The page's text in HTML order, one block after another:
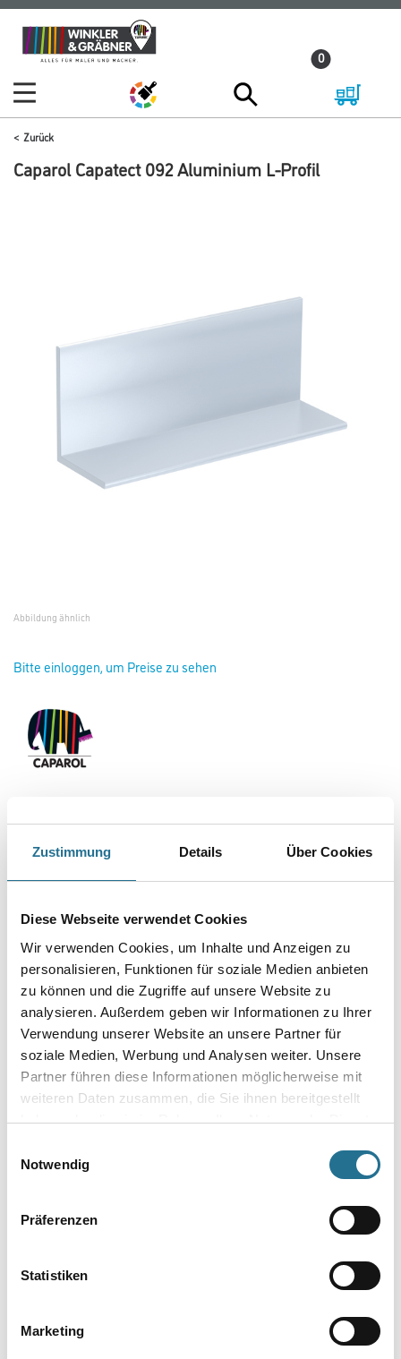
Zustimmung Details Über Cookies
Diese Webseite verwendet Cookies
Wir verwenden Cookies, um Inhalte und Anzeigen zu
personalisieren, Funktionen für soziale Medien anbieten
zu können und die Zugriffe auf unsere Website zu
analysieren. Außerdem geben wir Informationen zu Ihrer
Verwendung unserer Website an unsere Partner für
soziale Medien, Werbung und Analysen weiter. Unsere
Partner führen diese Informationen möglicherweise mit
weiteren Daten zusammen, die Sie ihnen bereitgestellt
haben oder die sie im Rahmen Ihrer Nutzung der Dienste
Notwendig
Präferenzen
Statistiken
Marketing
Zum
Inhalt
Zum
Navigationsmenü
0
Zurück
Caparol Capatect 092 Aluminium L-Profil
Abbildung ähnlich
Bitte einloggen, um Preise zu sehen
Unterer Abschluss für die Capatect Putzträgerplatte.
Länge in centimeter
Gebinde
Umrechnungsfaktoren